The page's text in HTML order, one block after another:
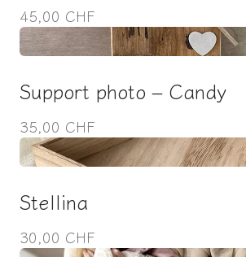
45,00 CHF
Support photo – Candy
35,00 CHF
Stellina
30,00 CHF